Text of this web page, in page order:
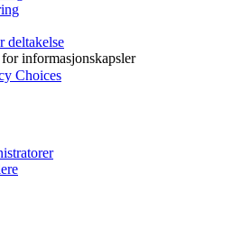
deltakelse
for informasjonskapsler
Choices